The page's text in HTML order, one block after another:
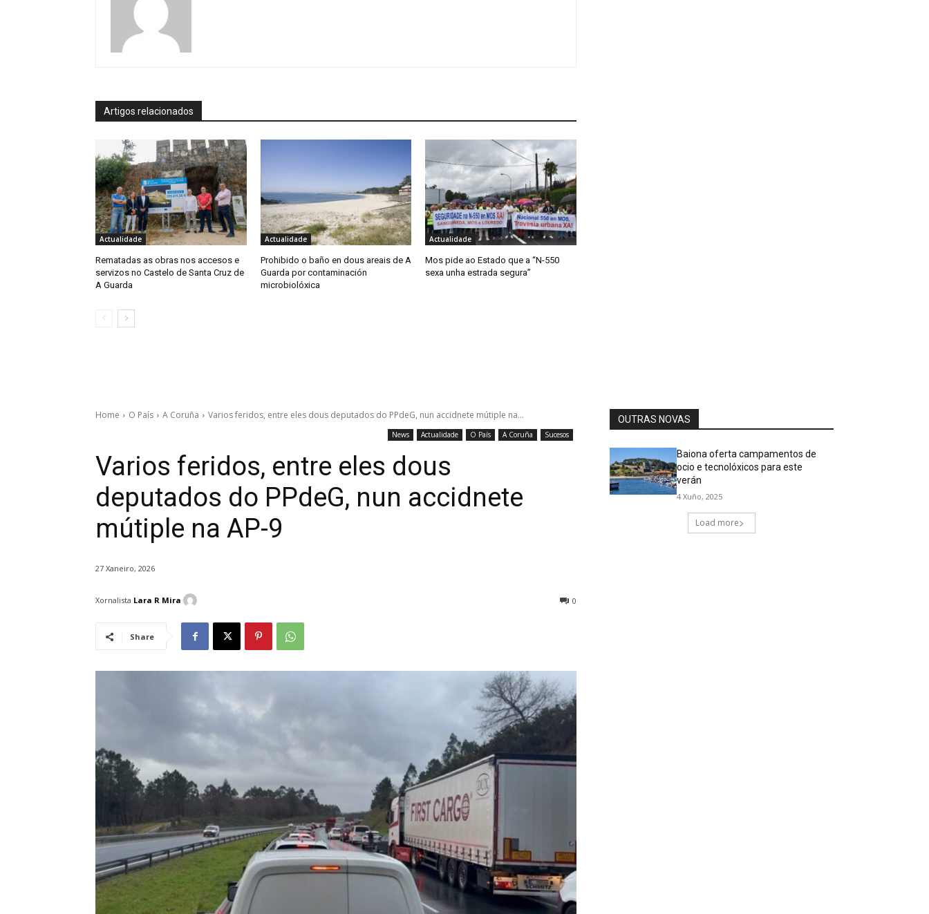
Artigos relacionados
Actualidade
Rematadas as obras nos accesos e
servizos no Castelo de Santa Cruz de
A Guarda
Actualidade
Prohibido o baño en dous areais de A
Guarda por contaminación
microbiolóxica
Actualidade
Mos pide ao Estado que a “N-550
sexa unha estrada segura”